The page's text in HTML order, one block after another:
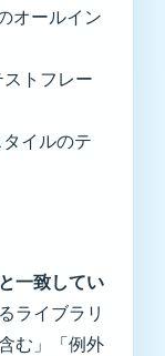
オールイン
ストフレー
タイルのテ
一致してい
ライブラリ
む」「例外